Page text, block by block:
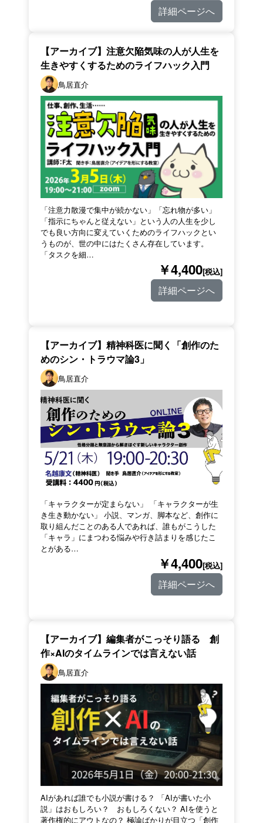
詳細ページへ
【アーカイブ】注意欠陥気味の人が人生を
生きやすくするためのライフハック入門
鳥居直介
「注意力散漫で集中が続かない」「忘れ物が多い」
「指示にちゃんと従えない」という人の人生を少し
でも良い方向に変えていくためのライフハックとい
うものが、世の中にはたくさん存在しています。
「タスクを細…
￥4,400[税込]
詳細ページへ
【アーカイブ】精神科医に聞く「創作のた
めのシン・トラウマ論3」
鳥居直介
「キャラクターが定まらない」 「キャラクターが生
き生き動かない」 小説、マンガ、脚本など、創作に
取り組んだことのある人であれば、誰もがこうした
「キャラ」にまつわる悩みや行き詰まりを感じたこ
とがある…
￥4,400[税込]
詳細ページへ
【アーカイブ】編集者がこっそり語る 創
作×AIのタイムラインでは言えない話
鳥居直介
AIがあれば誰でも小説が書ける？ 「AIが書いた小
説」はおもしろい？ おもしろくない？ AIを使うと
著作権的にアウトなの？ 極論ばかりが目立つ「創作